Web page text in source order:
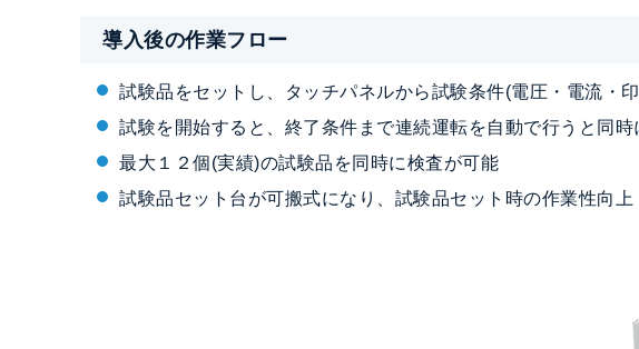
導入後の作業フロー
試験品をセットし、タッチパネルから試験条件(電圧・電流・
試験を開始すると、終了条件まで連続運転を自動で行うと同
最大１２個(実績)の試験品を同時に検査が可能
試験品セット台が可搬式になり、試験品セット時の作業性向上